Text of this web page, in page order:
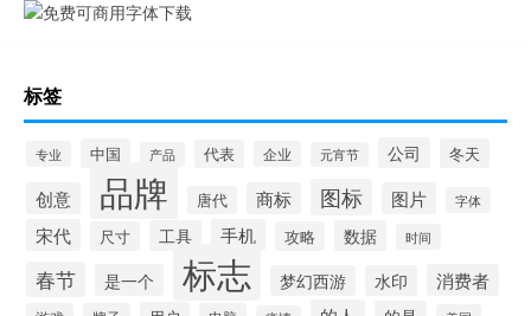
标签
专业 中国 产品 代表 企业 元宵节 公司 冬天
创意 品牌 唐代 商标 图标 图片 字体
宋代 尺寸 工具 手机 攻略 数据 时间
春节 是一个 标志 梦幻西游 水印 消费者